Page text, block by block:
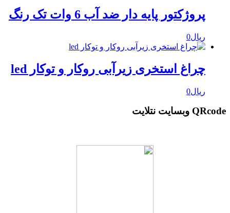
پروژکتور پایه دار ضد آب 6 وات تک رنگ
ریال0
چراغ استخری زیرآبی روکار و توکار led
ریال0
QRcode وبسایت نتلایت